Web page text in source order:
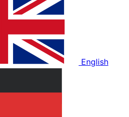
English